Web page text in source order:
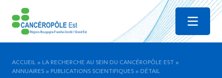
Menu
ACCUEIL » LA RECHERCHE AU SEIN DU CANCÉROPÔLE EST »
ANNUAIRES » PUBLICATIONS SCIENTIFIQUES » DÉTAIL